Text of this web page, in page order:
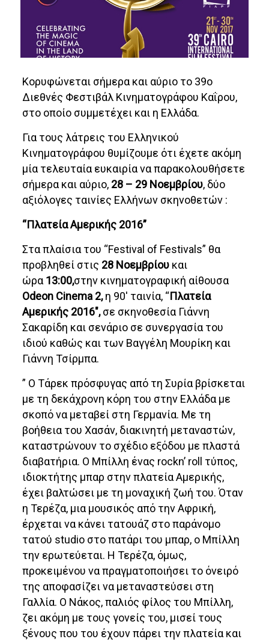
Κορυφώνεται σήμερα και αύριο το 39ο
Διεθνές Φεστιβάλ Κινηματογράφου Καΐρου,
στο οποίο συμμετέχει και η Ελλάδα.
Για τους λάτρεις του Ελληνικού
Κινηματογράφου θυμίζουμε ότι έχετε ακόμη
μία τελευταία ευκαιρία να παρακολουθήσετε
σήμερα και αύριο, 28 – 29 Νοεμβρίου, δύο
αξιόλογες ταινίες Ελλήνων σκηνοθετών :
“Πλατεία Αμερικής 2016”
Στα πλαίσια του “Festival of Festivals” θα
προβληθεί στις 28 Νοεμβρίου και
ώρα13:00,στην κινηματογραφική αίθουσα
Odeon Cinema 2,η 90′ ταινία, “Πλατεία
Αμερικής 2016″,σε σκηνοθεσία Γιάννη
Σακαρίδη και σενάριο σε συνεργασία του
ιδιού καθώς και των Βαγγέλη Μουρίκη και
Γιάννη Τσίρμπα.
” Ο Τάρεκ πρόσφυγας από τη Συρία βρίσκεται
με τη δεκάχρονη κόρη του στην Ελλάδα με
σκοπό να μεταβεί στη Γερμανία. Με τη
βοήθεια του Χασάν, διακινητή μεταναστών,
καταστρώνουν το σχέδιο εξόδου με πλαστά
διαβατήρια. Ο Μπίλλη ένας rockn’ roll τύπος,
ιδιοκτήτης μπαρ στην πλατεία Αμερικής,
έχει βαλτώσει με τη μοναχική ζωή του. Όταν
η Τερέζα, μια μουσικός από την Αφρική,
έρχεται να κάνει τατουάζ στο παράνομο
τατού studio στο πατάρι του μπαρ, ο Μπίλλη
την ερωτεύεται. Η Τερέζα, όμως,
προκειμένου να πραγματοποιήσει το όνειρό
της αποφασίζει να μεταναστεύσει στη
Γαλλία. Ο Νάκος, παλιός φίλος του Μπίλλη,
ζει ακόμη με τους γονείς του, μισεί τους
ξένους που του έχουν πάρει την πλατεία και